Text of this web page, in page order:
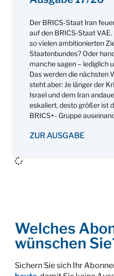
Der BRICS-Staat Iran
auf den BRICS-Staat
so vielen ambitionierten
Staatenbundes? Oder
manche sagen – lediglich
Das werden die nächsten
steht aber: Je länger der
Israel und dem Iran
eskaliert, desto größer ist
BRICS+- Gruppe
ZUR AUSGABE
Welches
wünschen
Sichern Sie sich Ihr